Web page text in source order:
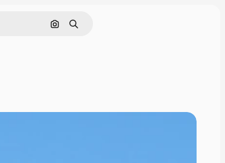
Buscar por imagen
Buscar